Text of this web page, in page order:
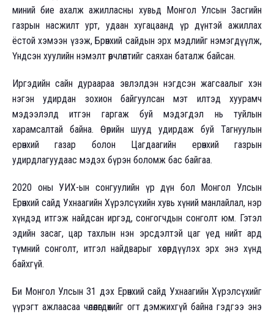
миний бие ахалж ажилласны хувьд Монгол Улсын Засгийн
газрын насжилт урт, удаан хугацаанд үр дүнтэй ажиллах
ёстой хэмээн үзэж, Брөнхий сайдын эрх мэдлийг нэмэгдүүлж,
Үндсэн хуулийн нэмэлт өөрчлөлтийг саяхан баталж байсан.
Иргэдийн сайн дураараа эвлэлдэн нэгдсэн жагсаалыг хэн
нэгэн удирдан зохион байгуулсан мэт илтэд хуурамч
мэдээлэлд итгэн гаргаж буй мэдэгдэл нь туйлын
харамсалтай байна. Өөрийн шууд удирдаж буй Тагнуулын
ерөнхий газар болон Цагдаагийн ерөнхий газрын
удирдлагуудаас мэдэх бүрэн боломж бас байгаа.
2020 оны УИХ-ын сонгуулийн үр дүн бол Монгол Улсын
Ерөнхий сайд Ухнаагийн Хүрэлсүхийн хувь хүний манлайлал, нэр
хүндэд итгэж найдсан иргэд, сонгогчдын сонголт юм. Гэтэл
эдийн засаг, цар тахлын нэн эрсдэлтэй цаг үед нийт ард
түмний сонголт, итгэл найдварыг хөсөрдүүлэх эрх энэ хүнд
байхгүй.
Би Монгол Улсын 31 дэх Ерөнхий сайд Ухнаагийн Хүрэлсүхийг
үүрэгт ажлаасаа чөлөөлөгдөхийг огт дэмжихгүй байна гэдгээ энэ